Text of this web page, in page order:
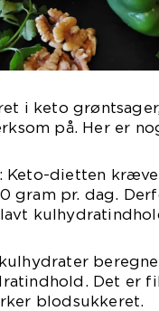
i keto
på. Her er
Keto-dietten
gram pr. dag.
Det er
blodsukkeret.